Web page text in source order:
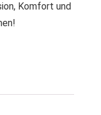
Komfort und